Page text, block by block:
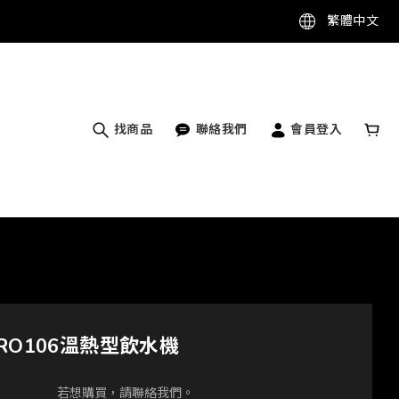
繁體中文
找商品 聯絡我們 會員登入
溫熱型飲水機
若想購買，請聯絡我們。